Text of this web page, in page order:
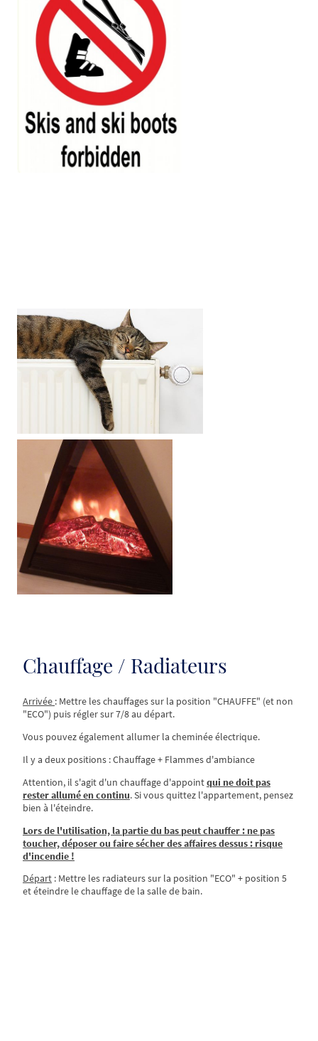
Chauffage / Radiateurs
Arrivée : Mettre les chauffages sur la position "CHAUFFE" (et non
"ECO") puis régler sur 7/8 au départ.
Vous pouvez également allumer la cheminée électrique.
Il y a deux positions : Chauffage + Flammes d'ambiance
Attention, il s'agit d'un chauffage d'appointqui ne doit pas
rester allumé en continu. Si vous quittez l'appartement, pensez
bien à l'éteindre.
Lors de l'utilisation, la partie du bas peut chauffer : ne pas
toucher, déposer ou faire sécher des affaires dessus : risque
d'incendie !
Départ : Mettre les radiateurs sur la position "ECO" + position 5
et éteindre le chauffage de la salle de bain.